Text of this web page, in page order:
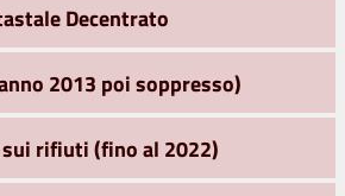
Decentrato
2013 poi soppresso)
sui rifiuti (fino al 2022)